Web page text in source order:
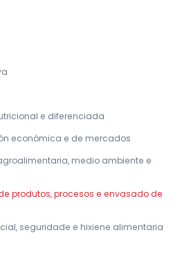
e diferenciada
económica e de mercados
medio ambiente e
produtos, procesos e envasado de
seguridade e hixiene alimentaria